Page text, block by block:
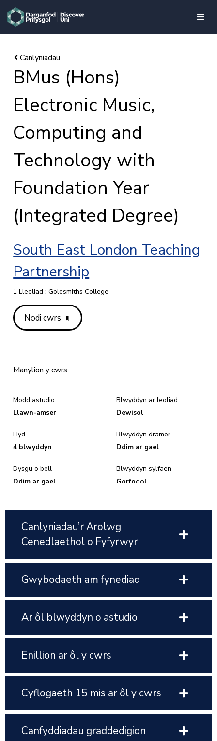
skip to main content
BMus (Hons)
Electronic Music,
Computing and
Technology with
Foundation Year
(Integrated Degree)
South East London Teaching
Partnership
1 Lleoliad : Goldsmiths College
Nodi cwrs
Manylion y cwrs
Modd astudio
Llawn-amser
Hyd
4 blwyddyn
Dysgu o bell
Ddim ar gael
Blwyddyn ar leoliad
Dewisol
Blwyddyn dramor
Ddim ar gael
Blwyddyn sylfaen
Gorfodol
Canlyniadau’r Arolwg
Cenedlaethol o Fyfyrwyr
Gwybodaeth am fynediad
Ar ôl blwyddyn o astudio
Enillion ar ôl y cwrs
Cyflogaeth 15 mis ar ôl y cwrs
Canfyddiadau graddedigion